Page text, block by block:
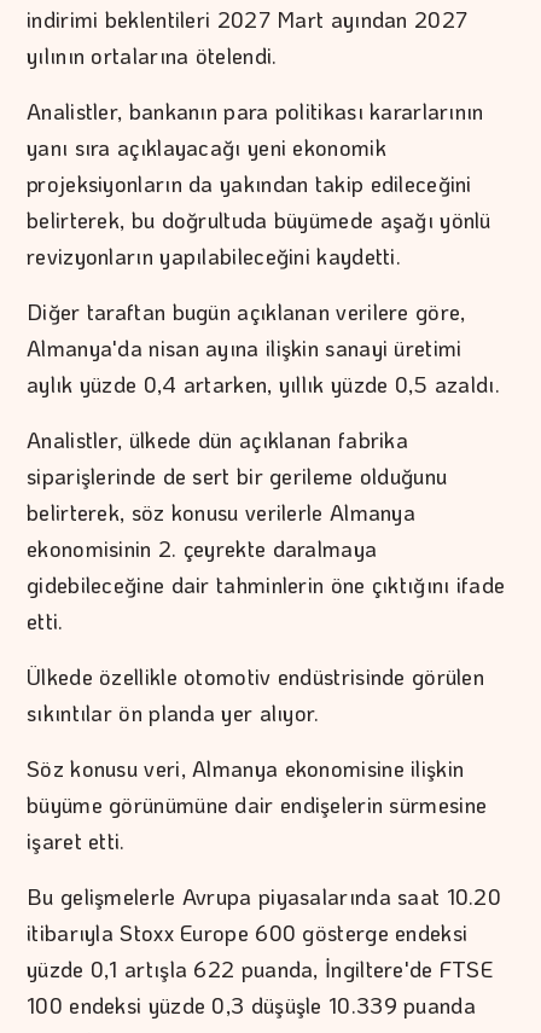
indirimi beklentileri 2027 Mart ayından 2027
yılının ortalarına ötelendi.
Analistler, bankanın para politikası kararlarının
yanı sıra açıklayacağı yeni ekonomik
projeksiyonların da yakından takip edileceğini
belirterek, bu doğrultuda büyümede aşağı yönlü
revizyonların yapılabileceğini kaydetti.
Diğer taraftan bugün açıklanan verilere göre,
Almanya'da nisan ayına ilişkin sanayi üretimi
aylık yüzde 0,4 artarken, yıllık yüzde 0,5 azaldı.
Analistler, ülkede dün açıklanan fabrika
siparişlerinde de sert bir gerileme olduğunu
belirterek, söz konusu verilerle Almanya
ekonomisinin 2. çeyrekte daralmaya
gidebileceğine dair tahminlerin öne çıktığını ifade
etti.
Ülkede özellikle otomotiv endüstrisinde görülen
sıkıntılar ön planda yer alıyor.
Söz konusu veri, Almanya ekonomisine ilişkin
büyüme görünümüne dair endişelerin sürmesine
işaret etti.
Bu gelişmelerle Avrupa piyasalarında saat 10.20
itibarıyla Stoxx Europe 600 gösterge endeksi
yüzde 0,1 artışla 622 puanda, İngiltere'de FTSE
100 endeksi yüzde 0,3 düşüşle 10.339 puanda